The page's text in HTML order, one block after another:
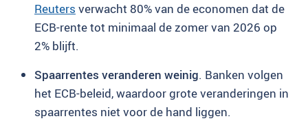
Reuters verwacht 80% van de economen dat de
ECB-rente tot minimaal de zomer van 2026 op
2% blijft.
Spaarrentes veranderen weinig. Banken volgen
het ECB-beleid, waardoor grote veranderingen in
spaarrentes niet voor de hand liggen.